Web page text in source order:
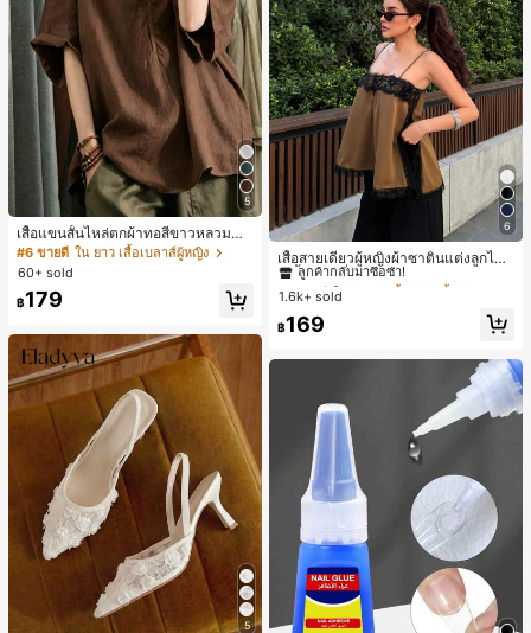
5
เสื้อแขนสั้นไหล่ตกผ้าทอสีขาวหลวมสำ
หรับผู้หญิง เหมาะสำหรับสไตล์โบฮีเมีย
นในฤดูร้อน
#6 ขายดี ใน ยาว เสื้อเบลาส์ผู้หญิง
60+ sold
฿179
5
6
เสื้อสายเดี่ยวผู้หญิงผ้าซาตินแต่งลูกไม้
- เสื้อสายเดี่ยวฤดูร้อนสีคากีมีรอยผ่าด้า
นข้างที่น่าดึงดูดแบบสบายๆ
#1 ขายดี
ใน สีกากี เสื้อสตรี เสื้อเบลาส์ & Tee
ลูกค้ากลับมาซื้อซ้ำ!
#1 ขายดี
ลูกค้ากลับมาซื้อซ้ำ!
#1 ขายดี
ลูกค้ากลับมาซื้อซ้ำ!
#1 ขายดี
ใน สีกากี เสื้อสตรี เสื้อเบลาส์ & Tee
1.6k+ sold
฿169